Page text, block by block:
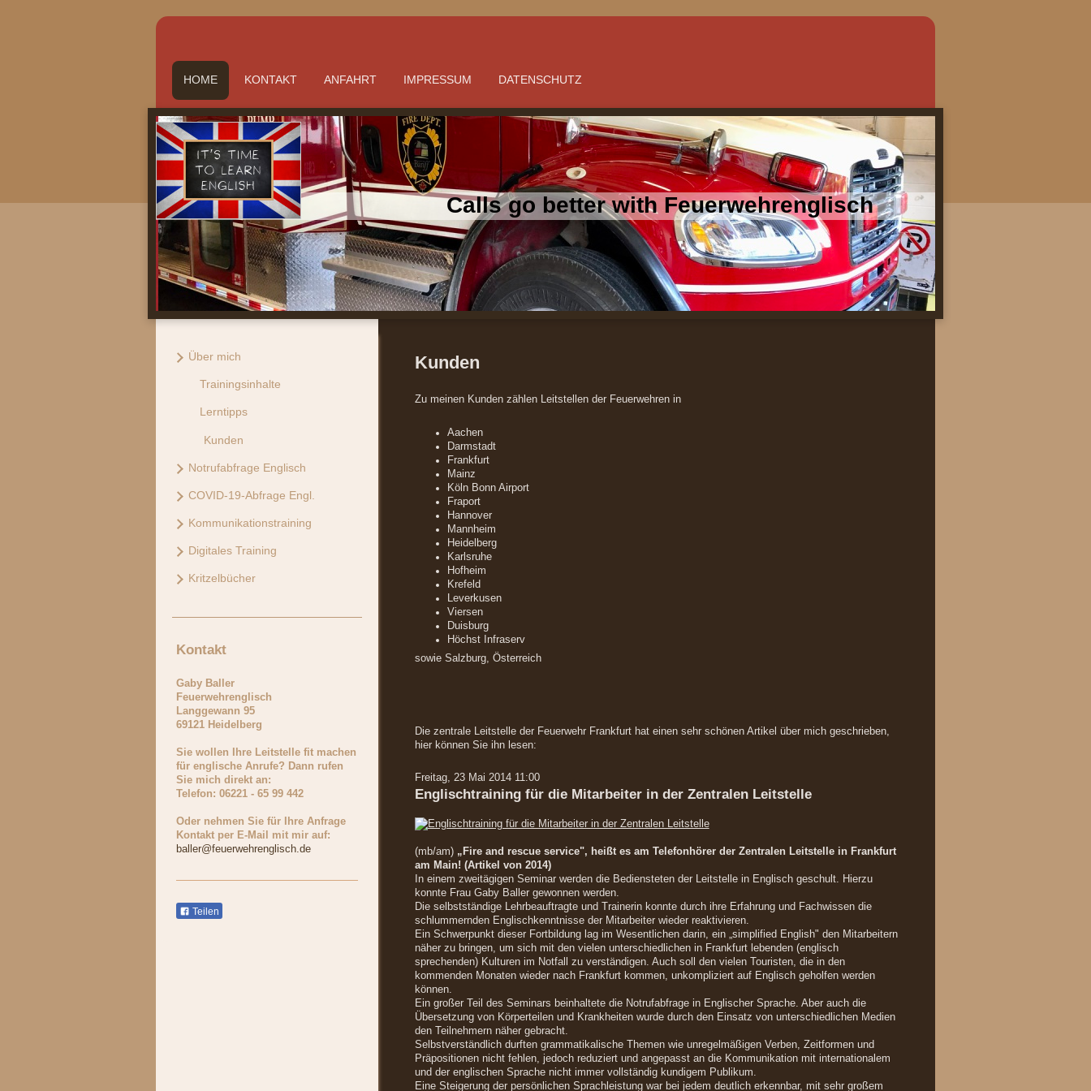
HOME KONTAKT ANFAHRT IMPRESSUM DATENSCHUTZ
Calls go better with Feuerwehrenglisch
Kunden
Zu meinen Kunden zählen Leitstellen der Feuerwehren in
Aachen
Darmstadt
Frankfurt
Mainz
Köln Bonn Airport
Fraport
Hannover
Mannheim
Heidelberg
Karlsruhe
Hofheim
Krefeld
Leverkusen
Viersen
Duisburg
Höchst Infraserv
sowie Salzburg, Österreich
Die zentrale Leitstelle der Feuerwehr Frankfurt hat einen sehr schönen Artikel über mich geschrieben,
hier können Sie ihn lesen:
Freitag, 23 Mai 2014 11:00
Englischtraining für die Mitarbeiter in der Zentralen Leitstelle
(mb/am) „Fire and rescue service", heißt es am Telefonhörer der Zentralen Leitstelle in Frankfurt
am Main! (Artikel von 2014)
In einem zweitägigen Seminar werden die Bediensteten der Leitstelle in Englisch geschult. Hierzu
konnte Frau Gaby Baller gewonnen werden.
Die selbstständige Lehrbeauftragte und Trainerin konnte durch ihre Erfahrung und Fachwissen die
schlummernden Englischkenntnisse der Mitarbeiter wieder reaktivieren.
Ein Schwerpunkt dieser Fortbildung lag im Wesentlichen darin, ein „simplified English" den Mitarbeitern
näher zu bringen, um sich mit den vielen unterschiedlichen in Frankfurt lebenden (englisch
sprechenden) Kulturen im Notfall zu verständigen. Auch soll den vielen Touristen, die in den
kommenden Monaten wieder nach Frankfurt kommen, unkompliziert auf Englisch geholfen werden
können.
Ein großer Teil des Seminars beinhaltete die Notrufabfrage in Englischer Sprache. Aber auch die
Übersetzung von Körperteilen und Krankheiten wurde durch den Einsatz von unterschiedlichen Medien
den Teilnehmern näher gebracht.
Selbstverständlich durften grammatikalische Themen wie unregelmäßigen Verben, Zeitformen und
Präpositionen nicht fehlen, jedoch reduziert und angepasst an die Kommunikation mit internationalem
und der englischen Sprache nicht immer vollständig kundigem Publikum.
Eine Steigerung der persönlichen Sprachleistung war bei jedem deutlich erkennbar, mit sehr großem
Über mich
Trainingsinhalte
Lerntipps
Kunden
Notrufabfrage Englisch
COVID-19-Abfrage Engl.
Kommunikationstraining
Digitales Training
Kritzelbücher
Kontakt
Gaby Baller
Feuerwehrenglisch
Langgewann 95
69121 Heidelberg
Sie wollen Ihre Leitstelle fit machen
für englische Anrufe? Dann rufen
Sie mich direkt an:
Telefon: 06221 - 65 99 442
Oder nehmen Sie für Ihre Anfrage
Kontakt per E-Mail mit mir auf:
baller@feuerwehrenglisch.de
Teilen